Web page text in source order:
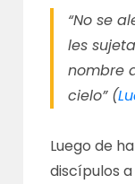
“No se
les
nombre
cielo” (
Luego de
discípulos